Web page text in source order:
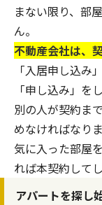
まない限り、部
ん。
不動産会社は、
「入居申し込み
「申し込み」を
別の人が契約ま
めなければなりま
気に入った部屋
れば本契約して
アパートを探し